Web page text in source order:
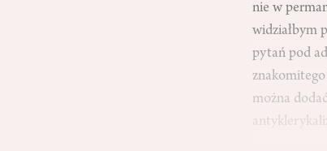
nie w
widziałbym
pytań pod
można